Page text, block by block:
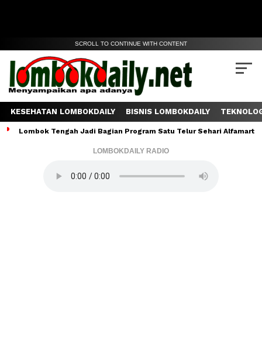
SCROLL TO CONTINUE WITH CONTENT
KESEHATAN LOMBOKDAILY BISNIS LOMBOKDAILY
Lombok Tengah Jadi Bagian Program Satu Telur Sehari
LOMBOKDAILY RADIO